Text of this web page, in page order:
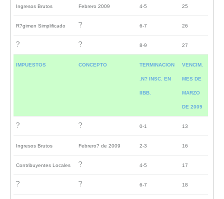
Ingresos Brutos Febrero 2009 4-5 25
R?gimen Simplificado ? 6-7 26
? ? 8-9 27
IMPUESTOS CONCEPTO TERMINACION
.N? INSC. EN
IIBB.
VENCIM.
MES DE
MARZO
DE 2009
? ? 0-1 13
Ingresos Brutos Febrero? de 2009 2-3 16
Contribuyentes Locales ? 4-5 17
? ? 6-7 18